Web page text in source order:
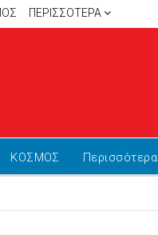
ΠΕΡΙΣΣΌΤΕΡΑ
ΚΟΣΜΟΣ Περισσότερα